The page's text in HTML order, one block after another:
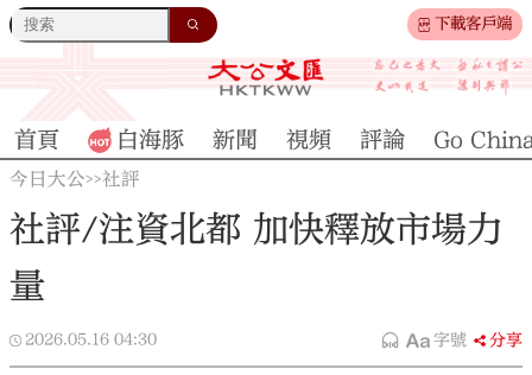
下載客戶端
首頁 白海豚 新聞 視頻 評論 Go
今日大公>>社評
社評/注資北都 加快釋放市場力
量
2026.05.16 04:30 字號 分享